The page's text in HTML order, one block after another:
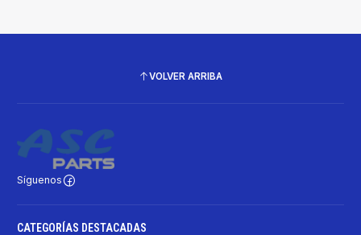
VOLVER ARRIBA
Síguenos
CATEGORÍAS DESTACADAS